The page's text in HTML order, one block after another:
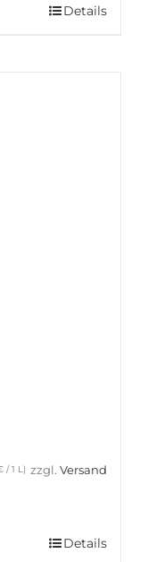
Details
/ 1 L) zzgl. Versand
Details